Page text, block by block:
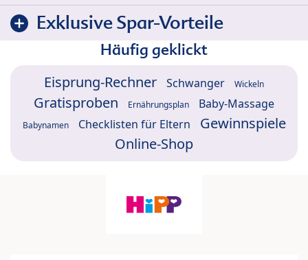
Exklusive Spar-Vorteile
Häufig geklickt
Eisprung-Rechner Schwanger Wickeln
Gratisproben Ernährungsplan Baby-Massage
Babynamen Checklisten für Eltern
Gewinnspiele
Online-Shop